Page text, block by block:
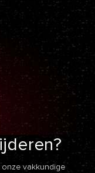
vakkundige